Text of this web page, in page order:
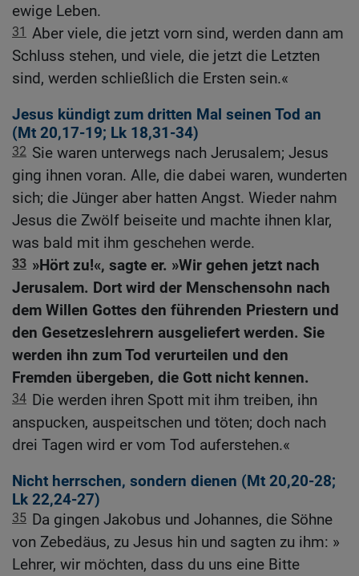
ewige Leben.
31 Aber viele, die jetzt vorn sind, werden dann am
Schluss stehen, und viele, die jetzt die Letzten
sind, werden schließlich die Ersten sein.«
Jesus kündigt zum dritten Mal seinen Tod an
(Mt 20,17-19; Lk 18,31-34)
32 Sie waren unterwegs nach Jerusalem; Jesus
ging ihnen voran. Alle, die dabei waren, wunderten
sich; die Jünger aber hatten Angst. Wieder nahm
Jesus die Zwölf beiseite und machte ihnen klar,
was bald mit ihm geschehen werde.
33 »Hört zu!«, sagte er. »Wir gehen jetzt nach
Jerusalem. Dort wird der Menschensohn nach
dem Willen Gottes den führenden Priestern und
den Gesetzeslehrern ausgeliefert werden. Sie
werden ihn zum Tod verurteilen und den
Fremden übergeben, die Gott nicht kennen.
34 Die werden ihren Spott mit ihm treiben, ihn
anspucken, auspeitschen und töten; doch nach
drei Tagen wird er vom Tod auferstehen.«
Nicht herrschen, sondern dienen (Mt 20,20-28;
Lk 22,24-27)
35 Da gingen Jakobus und Johannes, die Söhne
von Zebedäus, zu Jesus hin und sagten zu ihm: »
Lehrer, wir möchten, dass du uns eine Bitte